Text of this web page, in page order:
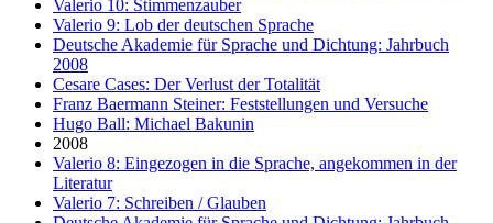
Valerio 10: Stimmenzauber
Valerio 9: Lob der deutschen Sprache
Deutsche Akademie für Sprache und Dichtung: Jahrbuch
2008
Cesare Cases: Der Verlust der Totalität
Franz Baermann Steiner: Feststellungen und Versuche
Hugo Ball: Michael Bakunin
2008
Valerio 8: Eingezogen in die Sprache, angekommen in der
Literatur
Valerio 7: Schreiben / Glauben